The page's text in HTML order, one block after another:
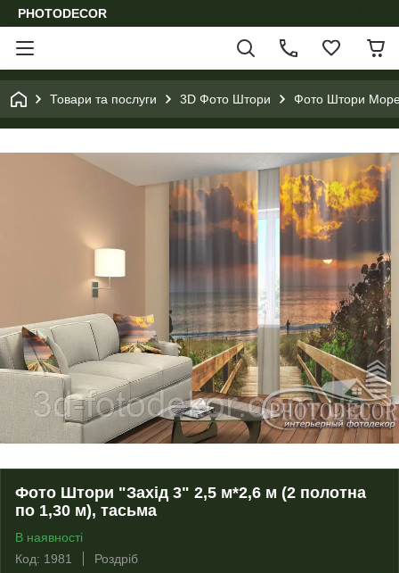
PHOTODECOR
Товари та послуги 3D Фото Штори Фото Штори
Фото Штори "Захід 3" 2,5 м*2,6 м (2 полотна
по 1,30 м), тасьма
В наявності
Код: 1981
Роздріб